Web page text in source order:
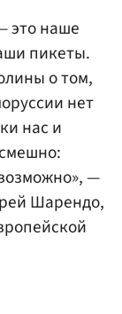
это наше
пикеты.
о том,
нет
нас и
—
Шарендо,